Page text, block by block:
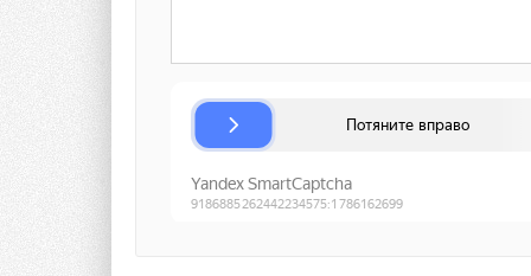
обходится при
действующем в
Вопрос отопления